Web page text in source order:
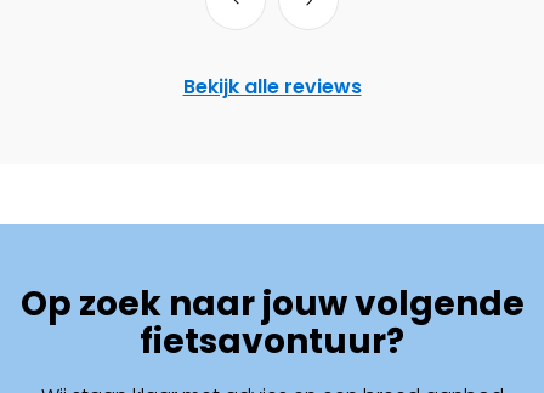
Bekijk alle reviews
Op zoek naar jouw volgende
fietsavontuur?